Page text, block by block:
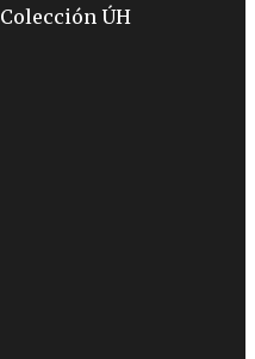
Colección ÚH